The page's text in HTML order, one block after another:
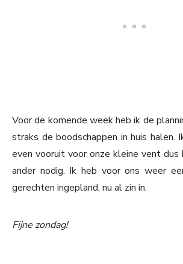
Voor de komende week heb ik de
straks de boodschappen in huis halen.
even vooruit voor onze kleine vent dus
ander nodig. Ik heb voor ons weer
gerechten ingepland, nu al zin in.
Fijne zondag!